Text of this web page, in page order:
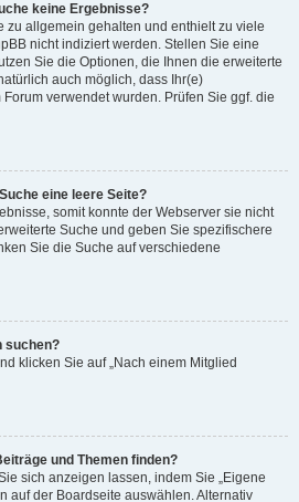
keine Ergebnisse?
zu allgemein gehalten und enthielt zu viele
nicht indiziert werden. Stellen Sie eine
Sie die Optionen, die Ihnen die erweiterte
auch möglich, dass Ihr(e)
verwendet wurden. Prüfen Sie ggf. die
eine leere Seite?
somit konnte der Webserver sie nicht
Suche und geben Sie spezifischere
Sie die Suche auf verschiedene
suchen?
klicken Sie auf „Nach einem Mitglied
und Themen finden?
sich anzeigen lassen, indem Sie „Eigene
auf der Boardseite auswählen. Alternativ